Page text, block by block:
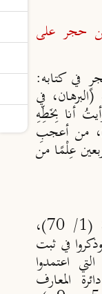
حجر على
في كتابه:
في
أنا ‌بِخَطِّهِ
من أعجبِ
عِلْمًا من
1- محققو (البرهان) طبعة دار المعرفة (1/ 70)،
في ثبت
667) النشرةَ التي اعتمدوا
المعارف